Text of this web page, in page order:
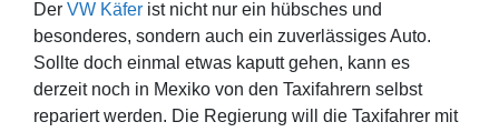
Der VW Käfer ist nicht nur ein hübsches und
besonderes, sondern auch ein zuverlässiges Auto.
Sollte doch einmal etwas kaputt gehen, kann es
derzeit noch in Mexiko von den Taxifahrern selbst
repariert werden. Die Regierung will die Taxifahrer mit